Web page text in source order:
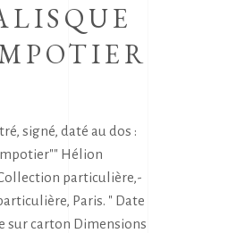
signé, daté au dos :
Hélion
Collection particulière,-
Paris. " Date
sur carton Dimensions